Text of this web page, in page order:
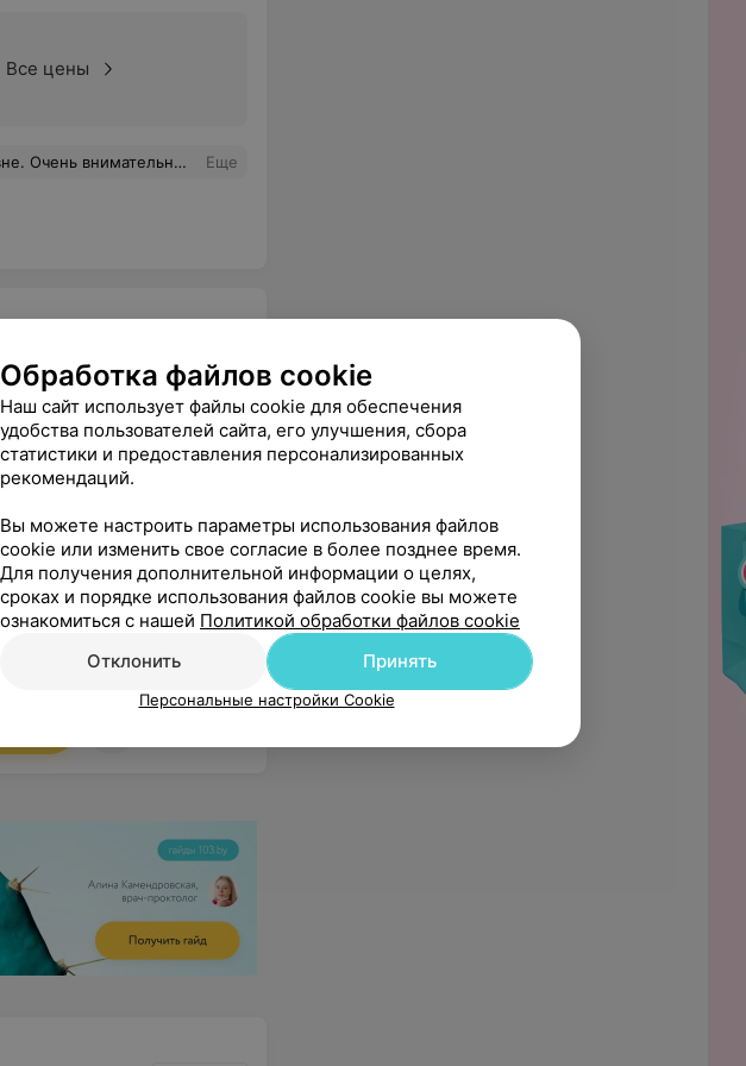
Все цены
все вопросы. Профессионал своего дела!!!!!!! Еще
в
Промывание наружного
слухового прохода
уточняйте
Запись по телефону
Записаться
Удаление серной пробки
уточняйте
Запись по телефону
возможность проходить врачей и обследования в комфортной обстановке с таким сервисом без стресса. Мы теперь только к вам
Обработка файлов cookie
Наш сайт использует файлы cookie для обеспечения
удобства пользователей сайта, его улучшения, сбора
статистики и предоставления персонализированных
рекомендаций.
Вы можете настроить параметры использования файлов
cookie или изменить свое согласие в более позднее время.
Для получения дополнительной информации о целях,
сроках и порядке использования файлов cookie вы можете
ознакомиться с нашей Политикой обработки файлов cookie
Отклонить
Принять
Персональные настройки Cookie